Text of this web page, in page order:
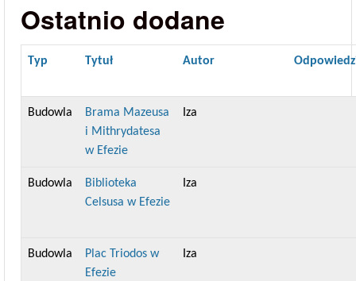
Ostatnio dodane
Typ Tytuł Autor
Budowla
Brama Mazeusa
i Mithrydatesa
w Efezie
Iza
Budowla
Biblioteka
Celsusa w Efezie
Iza
Budowla
Plac Triodos w
Efezie
Iza